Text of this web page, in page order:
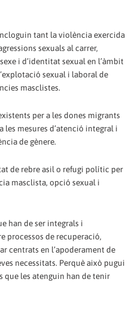
tant la violència exercida
sexuals al carrer,
i d’identitat sexual en l’àmbit
sexual i laboral de
masclistes.
per a les dones migrants
mesures d’atenció integral i
de gènere.
de rebre asil o refugi polític per
masclista, opció sexual i
han de ser integrals i
processos de recuperació,
centrats en l’apoderament de
necessitats. Perquè això pugui
que les atenguin han de tenir